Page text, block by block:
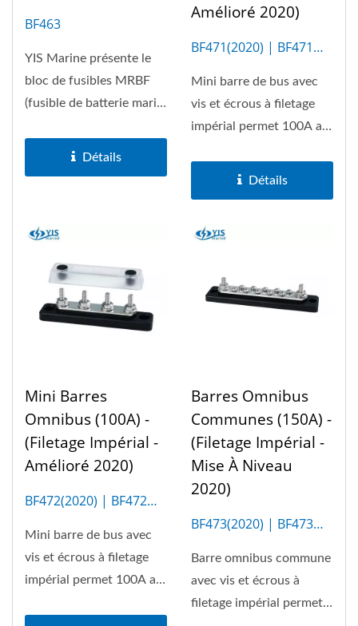
BF463
YIS Marine présente le
bloc de fusibles MRBF
(fusible de batterie marin)
Détails
Amélioré 2020)
BF471(2020) | BF471M
Mini barre de bus avec
vis et écrous à filetage
impérial permet 100A au
Détails
Mini Barres
Omnibus (100A) -
(Filetage Impérial -
Amélioré 2020)
BF472(2020) | BF472M
Mini barre de bus avec
vis et écrous à filetage
impérial permet 100A au
Barres Omnibus
Communes (150A) -
(Filetage Impérial -
Mise À Niveau
2020)
BF473(2020) | BF473M
Barre omnibus commune
avec vis et écrous à
filetage impérial permet